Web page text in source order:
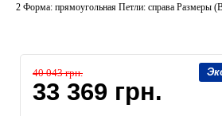
2 Форма: прямоугольная Петли: справа
40 043 грн.
33 369 грн.